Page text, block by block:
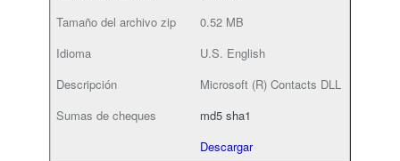
0.52 MB
U.S. English
Microsoft (R) Contacts DLL
md5 sha1
Descargar